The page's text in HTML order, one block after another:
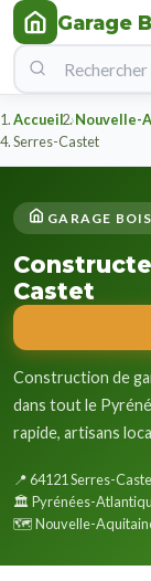
Garage
Accueil Nouvelle-
Serres-Castet
GARAGE
Castet
Construction de
dans tout le
rapide, artisans
📍 64121 Serres-
🏛️ Pyrénées-
🗺️ Nouvelle-